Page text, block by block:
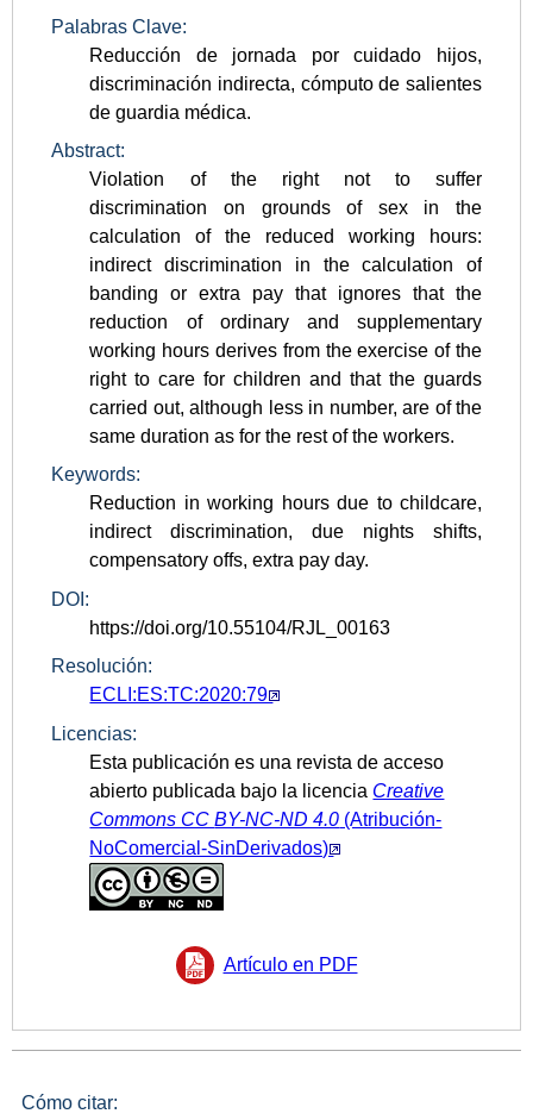
Palabras Clave:
Reducción de jornada por cuidado hijos,
discriminación indirecta, cómputo de salientes
de guardia médica.
Abstract:
Violation of the right not to suffer
discrimination on grounds of sex in the
calculation of the reduced working hours:
indirect discrimination in the calculation of
banding or extra pay that ignores that the
reduction of ordinary and supplementary
working hours derives from the exercise of the
right to care for children and that the guards
carried out, although less in number, are of the
same duration as for the rest of the workers.
Keywords:
Reduction in working hours due to childcare,
indirect discrimination, due nights shifts,
compensatory offs, extra pay day.
DOI:
https://doi.org/10.55104/RJL_00163
Resolución:
ECLI:ES:TC:2020:79
Licencias:
Esta publicación es una revista de acceso
abierto publicada bajo la licencia Creative
Commons CCBY-NC-ND 4.0 (Atribución-
NoComercial-SinDerivados)
Artículo en PDF
Cómo citar: